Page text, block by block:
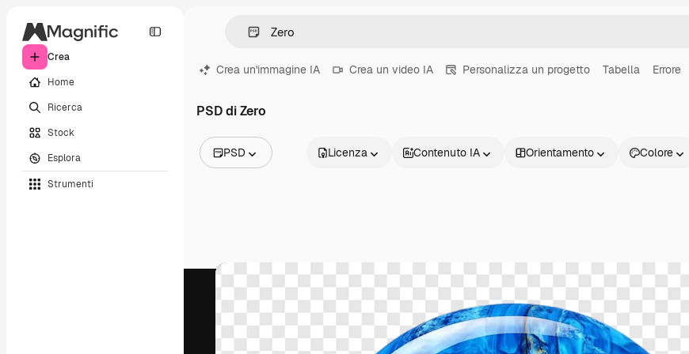
Crea
Home
Ricerca
Stock
Esplora
Strumenti
Crea un'immagine IA Crea un video IA Personalizza un progetto Tabella Errore
PSD di Zero
PSD
Video
Icone
Modelli 3D
Font
Licenza Contenuto IA Orientamento Colore
Prodotti Inizia